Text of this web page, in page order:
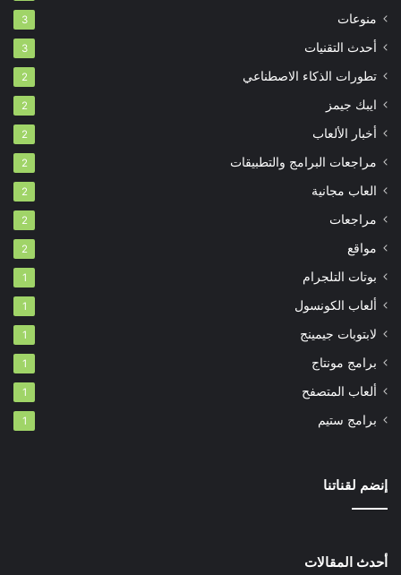
منوعات 3
أحدث التقنيات 3
تطورات الذكاء الاصطناعي 2
ايبك جيمز 2
أخبار الألعاب 2
مراجعات البرامج والتطبيقات 2
العاب مجانية 2
مراجعات 2
مواقع 2
بوتات التلجرام 1
ألعاب الكونسول 1
لابتوبات جيمينج 1
برامج مونتاج 1
ألعاب المتصفح 1
برامج ستيم 1
إنضم لقناتنا
أحدث المقالات